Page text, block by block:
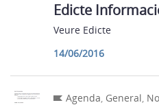
Edicte
Veure Edicte
14/06/2016
Agenda, General,